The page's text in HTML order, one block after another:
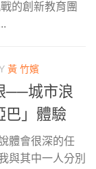
的創新教育團
黃 竹嬪
──城市浪
巴」體驗
體會很深的任
與其中一人分別